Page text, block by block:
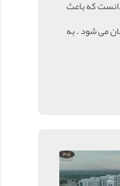
که باعث
می شود . به